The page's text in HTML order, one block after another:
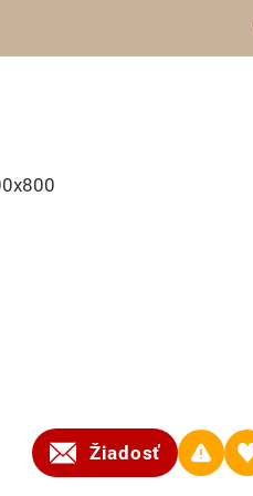
Žiadosť